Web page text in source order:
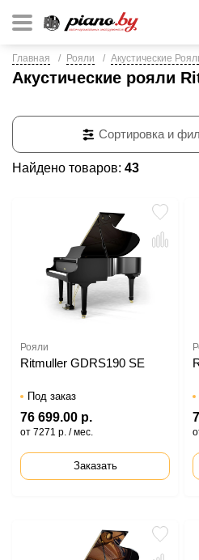
Главная Рояли Акустические
Акустические рояли
Найдено товаров: 43
Сортировка и
Рояли
Ritmuller GDRS190 SE
Под заказ
76 699.00 р.
от 7271 р. / мес.
Заказать